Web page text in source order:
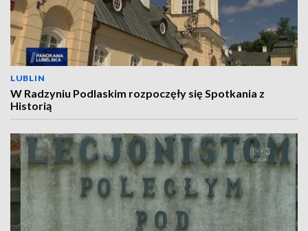
LUBLIN
W Radzyniu Podlaskim rozpoczęły się Spotkania z
Historią